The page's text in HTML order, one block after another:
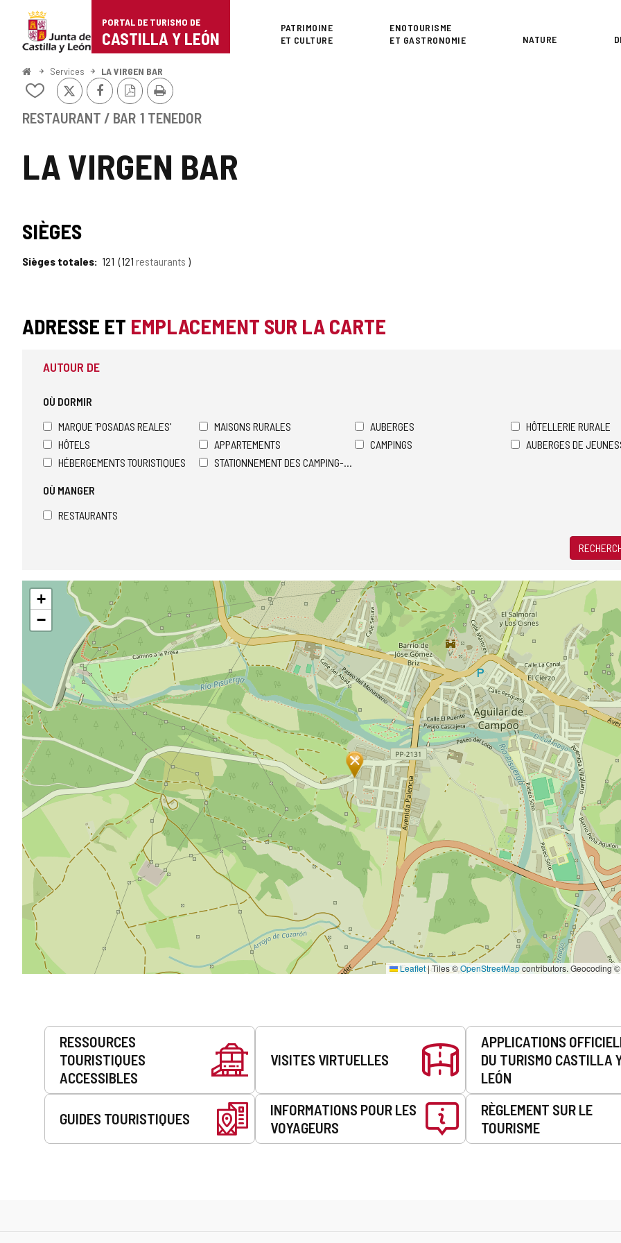
Portal
de
Turismo
Castilla
León
PORTAL DE TURISMO DE
CASTILLA Y LEÓN
Superior
PATRIMOINE
ET CULTURE
ENOTOURISME
ET GASTRONOMIE
NATURE
<
Accueil
Services LA VIRGEN BAR
LA VIRGEN BAR
Ajouter/retirer
contenu
X FacebookVersion
PDF
Imprimer
TIPO
RESTAURANT / BAR 1 TENEDOR
SIÈGES
Sièges totales 121 121 restaurants
ADRESSE ET EMPLACEMENT SUR LA CARTE
AUTOUR DE
OÙ DORMIR
MARQUE 'POSADAS REALES'
MAISONS RURALES AUBERGES
HÔTELLERIE RURALE
HÔTELS
APPARTEMENTS CAMPINGS
AUBERGES DE
HÉBERGEMENTS TOURISTIQUES
STATIONNEMENT DES CAMPING-CARS
OÙ MANGER
RESTAURANTS
Sauter
+
−
Leaflet|Tiles ©OpenStreetMapcontributors. Geocoding ©
Prestations
RESSOURCES
TOURISTIQUES
ACCESSIBLES
VISITES VIRTUELLES
APPLICATIONS
DU TURISMO CASTILLA
LEÓN
GUIDES TOURISTIQUES
INFORMATIONS POUR LES
VOYAGEURS
RÈGLEMENT SUR LE
TOURISME